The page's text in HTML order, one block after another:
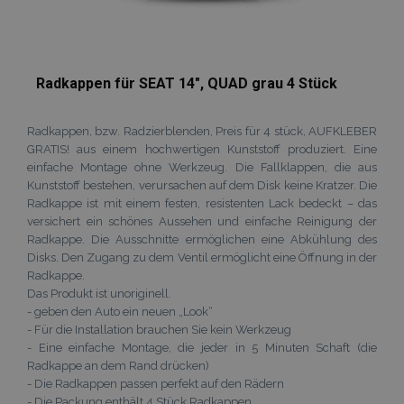
Radkappen für SEAT 14", QUAD grau 4 Stück
Radkappen, bzw. Radzierblenden, Preis für 4 stück, AUFKLEBER
GRATIS! aus einem hochwertigen Kunststoff produziert. Eine
einfache Montage ohne Werkzeug. Die Fallklappen, die aus
Kunststoff bestehen, verursachen auf dem Disk keine Kratzer. Die
Radkappe ist mit einem festen, resistenten Lack bedeckt – das
versichert ein schönes Aussehen und einfache Reinigung der
Radkappe. Die Ausschnitte ermöglichen eine Abkühlung des
Disks. Den Zugang zu dem Ventil ermöglicht eine Öffnung in der
Radkappe.
Das Produkt ist unoriginell.
- geben den Auto ein neuen „Look“
- Für die Installation brauchen Sie kein Werkzeug
- Eine einfache Montage, die jeder in 5 Minuten Schaft (die
Radkappe an dem Rand drücken)
- Die Radkappen passen perfekt auf den Rädern
Adobe Inc.
www.vtvauto.at
product_data_storage
Adobe Inc.
www.vtvauto.at